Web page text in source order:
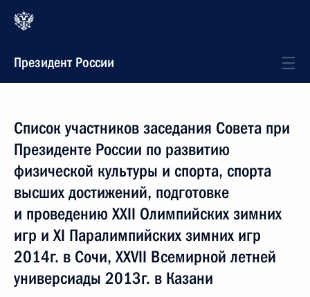
Президент России
Список участников заседания Совета при
Президенте России по развитию
физической культуры и спорта, спорта
высших достижений, подготовке
и проведению XXII Олимпийских зимних
игр и XI Паралимпийских зимних игр
2014г. в Сочи, XXVII Всемирной летней
универсиады 2013г. в Казани